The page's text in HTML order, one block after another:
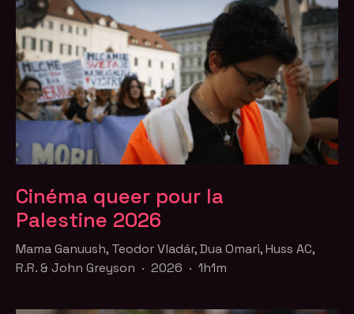
Cinéma queer pour la
Palestine 2026
Mama Ganuush, Teodor Vladár, Dua Omari, Huss AC,
R.R. & John Greyson · 2026 · 1h1m